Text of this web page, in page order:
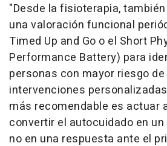
"Desde la fisioterapia,
una valoración funcional
Timed Up and Go o el Short
Performance Battery) para
personas con mayor riesgo
intervenciones
más recomendable es actuar
convertir el autocuidado en
no en una respuesta ante el